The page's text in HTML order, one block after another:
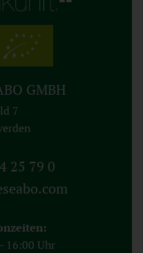
GMBH
7
25 79 0
16:00 Uhr